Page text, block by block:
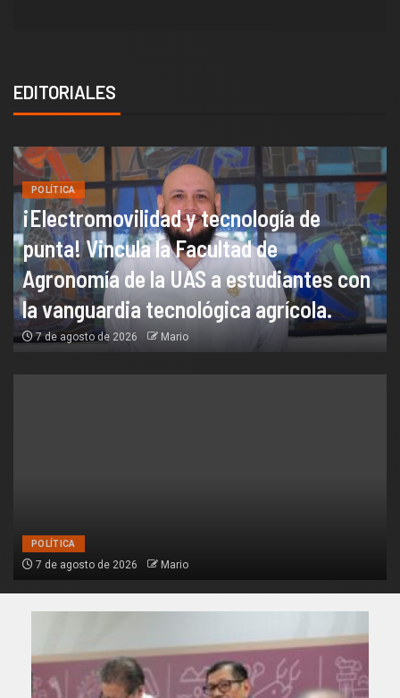
EDITORIALES
POLÍTICA
¡Electromovilidad y tecnología de
punta! Vincula la Facultad de
Agronomía de la UAS a estudiantes con
la vanguardia tecnológica agrícola.
7 de agosto de 2026 Mario
POLÍTICA
7 de agosto de 2026 Mario